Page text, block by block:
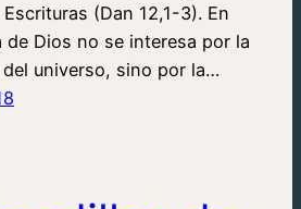
(Dan 12,1-3). En
de Dios no se interesa por la
universo, sino por la…